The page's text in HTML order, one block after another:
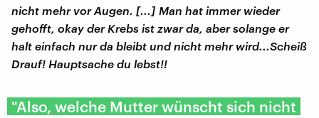
nicht mehr vor Augen. [...] Man hat immer wieder
gehofft, okay der Krebs ist zwar da, aber solange er
halt einfach nur da bleibt und nicht mehr wird...Scheiß
Drauf! Hauptsache du lebst!!
"Also, welche Mutter wünscht sich nicht